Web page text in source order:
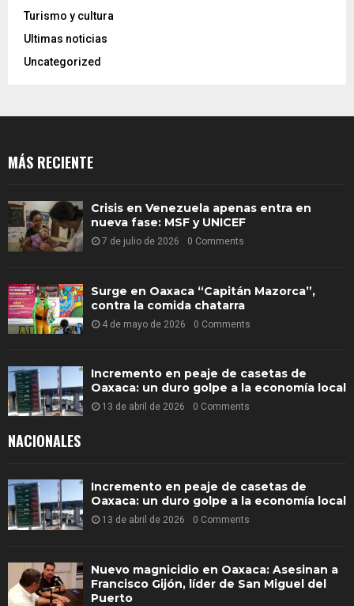
Turismo y cultura
Ultimas noticias
Uncategorized
MÁS RECIENTE
Crisis en Venezuela apenas entra en
nueva fase: MSF y UNICEF
7 de julio de 2026 0 Comments
Surge en Oaxaca “Capitán Mazorca”,
contra la comida chatarra
4 de mayo de 2026 0 Comments
Incremento en peaje de casetas de
Oaxaca: un duro golpe a la economía local
13 de abril de 2026 0 Comments
NACIONALES
Incremento en peaje de casetas de
Oaxaca: un duro golpe a la economía local
13 de abril de 2026 0 Comments
Nuevo magnicidio en Oaxaca: Asesinan a
Francisco Gijón, líder de San Miguel del
Puerto